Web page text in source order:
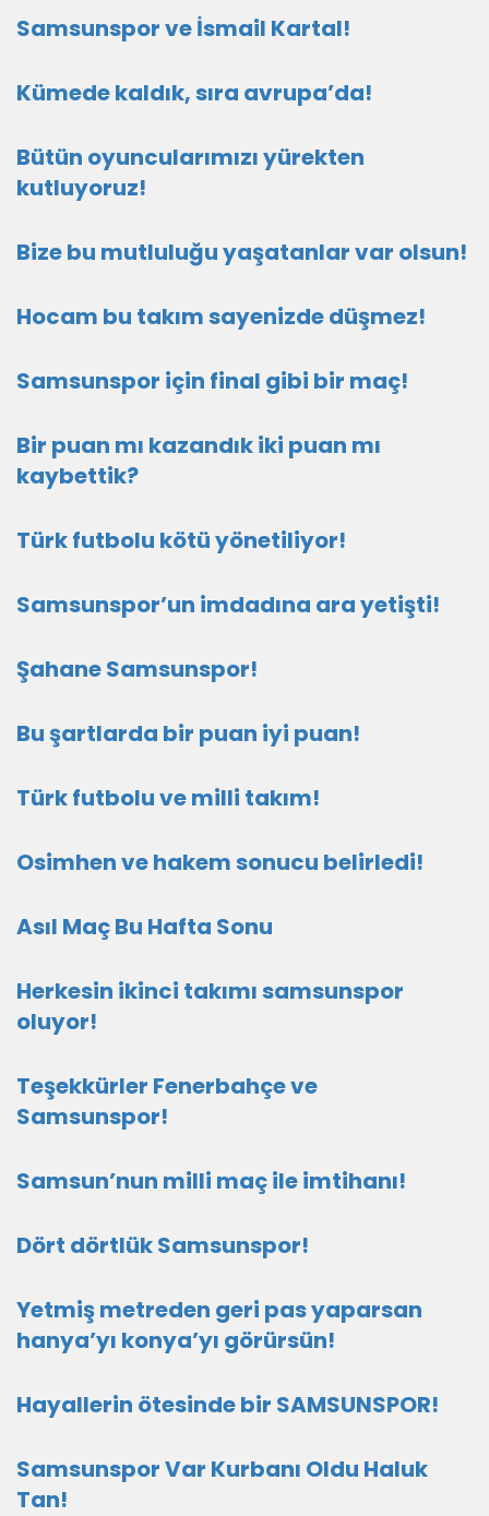
Samsunspor ve İsmail Kartal!
Kümede kaldık, sıra avrupa’da!
Bütün oyuncularımızı yürekten
kutluyoruz!
Bize bu mutluluğu yaşatanlar var olsun!
Hocam bu takım sayenizde düşmez!
Samsunspor için final gibi bir maç!
Bir puan mı kazandık iki puan mı
kaybettik?
Türk futbolu kötü yönetiliyor!
Samsunspor’un imdadına ara yetişti!
Şahane Samsunspor!
Bu şartlarda bir puan iyi puan!
Türk futbolu ve milli takım!
Osimhen ve hakem sonucu belirledi!
Asıl Maç Bu Hafta Sonu
Herkesin ikinci takımı samsunspor
oluyor!
Teşekkürler Fenerbahçe ve
Samsunspor!
Samsun’nun milli maç ile imtihanı!
Dört dörtlük Samsunspor!
Yetmiş metreden geri pas yaparsan
hanya’yı konya’yı görürsün!
Hayallerin ötesinde bir SAMSUNSPOR!
Samsunspor Var Kurbanı Oldu Haluk
Tan!